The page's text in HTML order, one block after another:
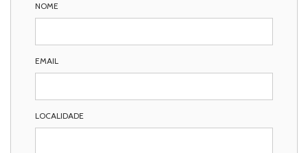
NOME
EMAIL
LOCALIDADE